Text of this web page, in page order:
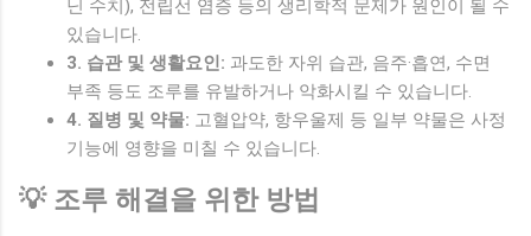
닌 수치), 전립선 염증 등의 생리학적 문제가 원인이 될 수
있습니다.
3. 습관 및 생활요인: 과도한 자위 습관, 음주·흡연, 수면
부족 등도 조루를 유발하거나 악화시킬 수 있습니다.
4. 질병 및 약물: 고혈압약, 항우울제 등 일부 약물은 사정
기능에 영향을 미칠 수 있습니다.
💡 조루 해결을 위한 방법